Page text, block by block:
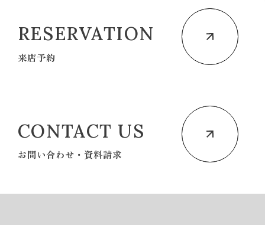
RESERVATION
来店予約
CONTACT US
お問い合わせ・資料請求